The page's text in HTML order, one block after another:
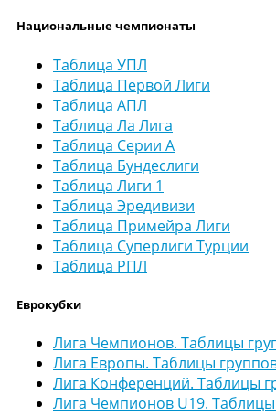
Национальные чемпионаты
Таблица УПЛ
Таблица Первой Лиги
Таблица АПЛ
Таблица Ла Лига
Таблица Серии А
Таблица Бундеслиги
Таблица Лиги 1
Таблица Эредивизи
Таблица Примейра Лиги
Таблица Суперлиги Турции
Таблица РПЛ
Еврокубки
Лига Чемпионов. Таблицы
Лига Европы. Таблицы
Лига Конференций. Таблицы
Лига Чемпионов U19.